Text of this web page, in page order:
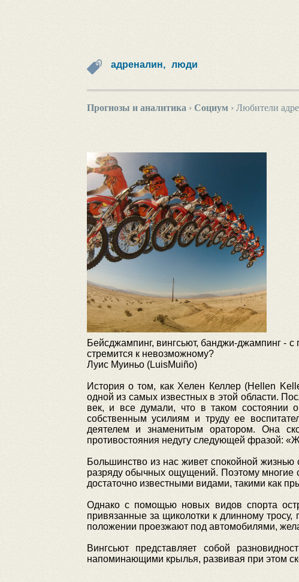
адреналин, люди
Прогнозы и аналитика › Социум› Любители
Бейсджампинг, вингсьют, банджи-джампинг -
стремится к невозможному?
Луис Муиньо (LuisMuiño)
История о том, как Хелен Келлер (Hellen
одной из самых известных в этой области.
век, и все думали, что в таком состоянии
собственным усилиям и труду ее
деятелем и знаменитым оратором. Она
противостояния недугу следующей фразой:
Большинство из нас живет спокойной жизнью
разряду обычных ощущений. Поэтому многие
достаточно известными видами, такими как
Однако с помощью новых видов спорта
привязанные за щиколотки к длинному
положении проезжают под автомобилями,
Вингсьют представляет собой
напоминающими крылья, развивая при этом